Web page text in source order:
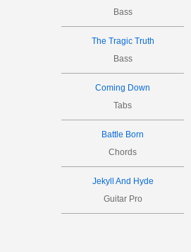
Bass
The Tragic Truth
Bass
Coming Down
Tabs
Battle Born
Chords
Jekyll And Hyde
Guitar Pro